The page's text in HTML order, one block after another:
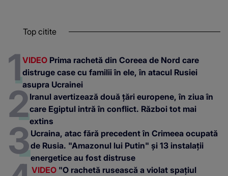
Top citite
VIDEO Prima rachetă din Coreea de Nord care
distruge case cu familii în ele, în atacul Rusiei
asupra Ucrainei
Iranul avertizează două țări europene, în ziua în
care Egiptul intră în conflict. Război tot mai
extins
Ucraina, atac fără precedent în Crimeea ocupată
de Rusia. "Amazonul lui Putin" și 13 instalații
energetice au fost distruse
VIDEO "O rachetă rusească a violat spațiul